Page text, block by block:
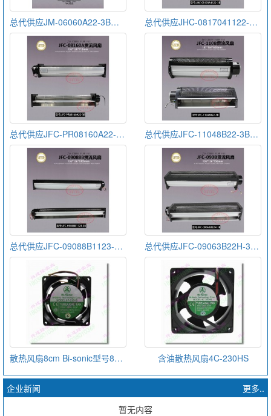
总代供应JM-06060A22-3B金亿翔贯流风扇 总代供应JHC-0817041122-3B金亿翔贯流风扇
总代供应JFC-PR08160A22-3B金亿翔贯流风扇 总代供应JFC-11048B22-3B金亿翔贯流风扇
总代供应JFC-09088B1123-3B金亿翔贯流风扇 总代供应JFC-09063B22H-3B金亿翔贯流风扇
散热风扇8cm Bi-sonic型号8P-230HB 含油散热风扇4C-230HS
更多..
企业新闻
暂无内容